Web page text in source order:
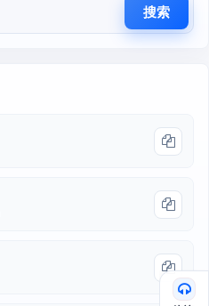
搜索